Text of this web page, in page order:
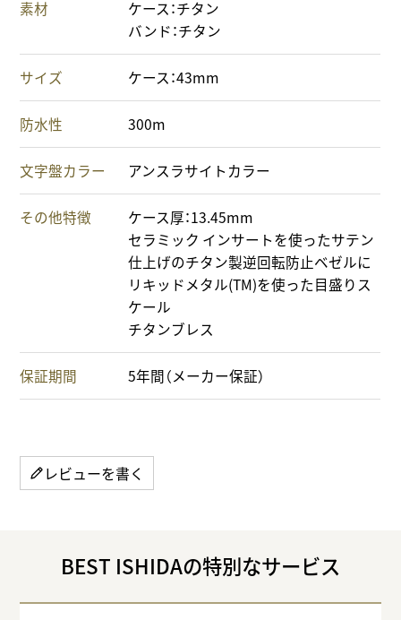
素材
ケース：チタン
バンド：チタン
サイズ ケース：43mm
防水性 300m
文字盤カラー アンスラサイトカラー
その他特徴
ケース厚：13.45mm
セラミック インサートを使ったサテン
仕上げのチタン製逆回転防止ベゼルに
リキッドメタル(TM)を使った目盛りス
ケール
チタンブレス
保証期間 5年間（メーカー保証）
レビューを書く
BEST ISHIDAの特別なサービス